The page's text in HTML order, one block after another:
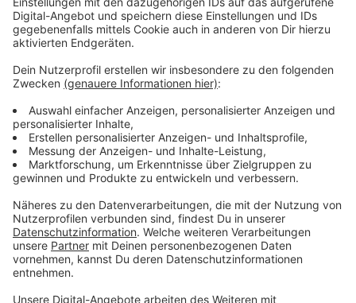
Naturnah heißt nicht: Einfach wachsen lassen
Anzeige
In einem naturnahem Garten sollten möglichst viele
einheimische, wilde Stauden und Gehölze stehen,
erklärt Landschaftsarchitektin Barbara Noga im
Interview mit Nina Tenhaef und Kevin Zimmer.
Außerdem sollte man im Garten Strukturen wie
Trockenmauern, Sandarien oder Dachbegrünung
schaffen. Die bieten dann der Tierwelt Nahrung,
Unterschlupf und Wohnquartiere. Das heißt aber nicht,
dass man in einem naturnahen Garten einfach alles
wachsen lassen kann, erklärt die Expertin. Auch in
einem solchen Garten gehören Jäten, Schnitte und
wässern dazu. Man spricht von einer Erhaltungspflege.